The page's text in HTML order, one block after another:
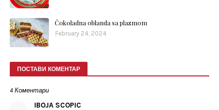
Čokoladna oblanda sa plazmom
February 24, 2024
ПОСТАВИ КОМЕНТАР
4 Коментари
IBOJA SCOPIC